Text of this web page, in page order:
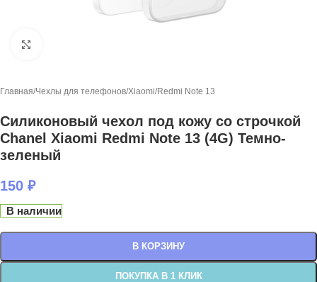
Главная/Чехлы для телефонов/Xiaomi/Redmi Note 13
Силиконовый чехол под кожу со строчкой
Chanel Xiaomi Redmi Note 13 (4G) Темно-
зеленый
150 ₽
В наличии
В КОРЗИНУ
ПОКУПКА В 1 КЛИК